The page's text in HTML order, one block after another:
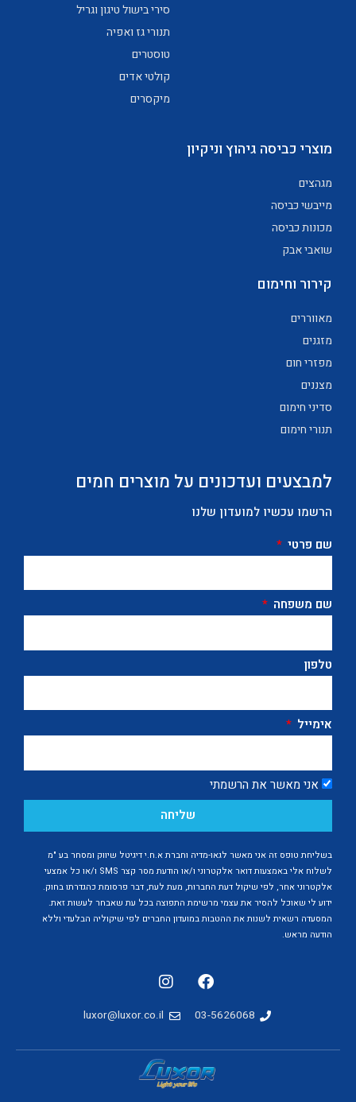
סירי בישול טיגון וגריל
תנורי גז ואפיה
טוסטרים
קולטי אדים
מיקסרים
מוצרי כביסה גיהוץ וניקיון
מגהצים
מייבשי כביסה
מכונות כביסה
שואבי אבק
קירור וחימום
מאווררים
מזגנים
מפזרי חום
מצננים
סדיני חימום
תנורי חימום
למבצעים ועדכונים על מוצרים חמים
הרשמו עכשיו למועדון שלנו
שם פרטי
שם משפחה
טלפון
אימייל
אני מאשר את הרשמתי
שליחה
בשליחת טופס זה אני מאשר לגאו-מדיה וחברת א.ח.י דיגיטל שיווק ומסחר בע "מ
לשלוח אלי באמצעות דואר אלקטרוני ו/או הודעת מסר קצר SMS ו/או כל אמצעי
אלקטרוני אחר, לפי שיקול דעת החברות, מעת לעת, דבר פרסומת כהגדרתו בחוק.
ידוע לי שאוכל להסיר את עצמי מרשימת התפוצה בכל עת שאבחר לעשות זאת.
המסעדה רשאית לשנות את ההטבות במועדון החברים לפי שיקוליה הבלעדי וללא
הודעה מראש.
03-5626068
luxor@luxor.co.il